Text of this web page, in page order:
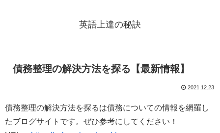
英語上達の秘訣
債務整理の解決方法を探る【最新情報】
2021.12.23
債務整理の解決方法を探るは債務についての情報を網羅し
たブログサイトです。ぜひ参考にしてください！